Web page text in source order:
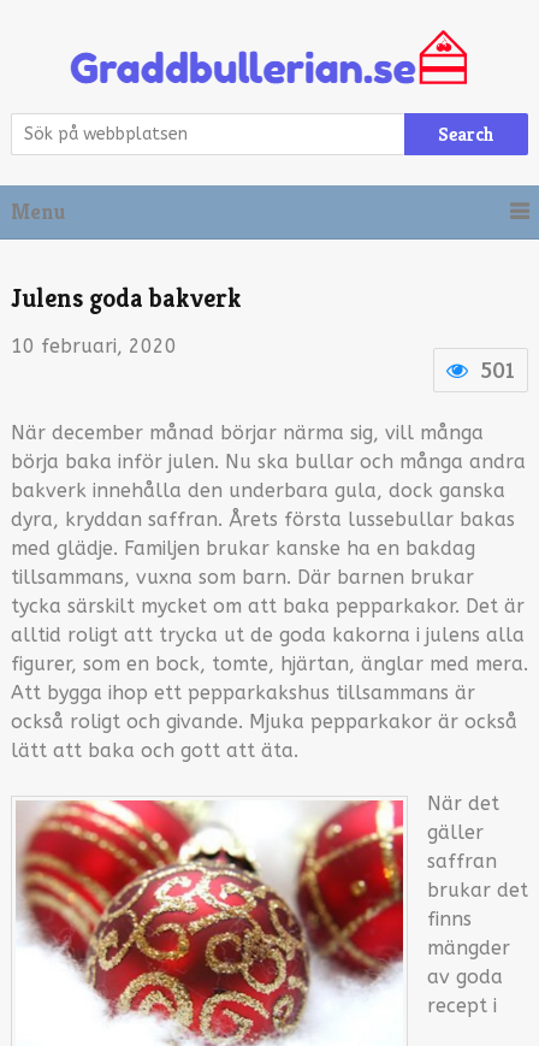
Search
Menu
Julens goda bakverk
501
10 februari, 2020
När december månad börjar närma sig, vill många
börja baka inför julen. Nu ska bullar och många andra
bakverk innehålla den underbara gula, dock ganska
dyra, kryddan saffran. Årets första lussebullar bakas
med glädje. Familjen brukar kanske ha en bakdag
tillsammans, vuxna som barn. Där barnen brukar
tycka särskilt mycket om att baka pepparkakor. Det är
alltid roligt att trycka ut de goda kakorna i julens alla
figurer, som en bock, tomte, hjärtan, änglar med mera.
Att bygga ihop ett pepparkakshus tillsammans är
också roligt och givande. Mjuka pepparkakor är också
lätt att baka och gott att äta.
När det
gäller
saffran
brukar det
finns
mängder
av goda
recept i